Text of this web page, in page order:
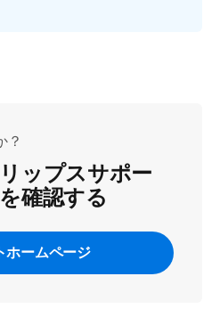
？
ップスサポー
確認する
ホームページ